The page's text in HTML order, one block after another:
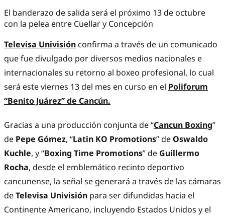
El banderazo de salida será el próximo 13 de octubre
con la pelea entre Cuellar y Concepción
Televisa Univisión confirma a través de un comunicado
que fue divulgado por diversos medios nacionales e
internacionales su retorno al boxeo profesional, lo cual
será este viernes 13 del mes en curso en el Poliforum
“Benito Juárez” de Cancún.
Gracias a una producción conjunta de “Cancun Boxing”
de Pepe Gómez, “Latin KO Promotions” deOswaldo
Kuchle, y “Boxing Time Promotions” de Guillermo
Rocha, desde el emblemático recinto deportivo
cancunense, la señal se generará a través de las cámaras
deTelevisa Univisión para ser difundidas hacia el
Continente Americano, incluyendo Estados Unidos y el